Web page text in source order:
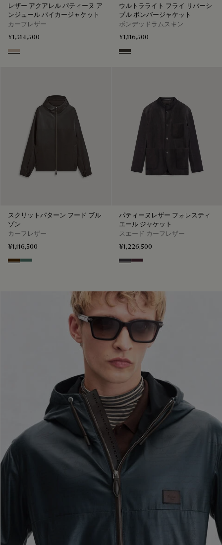
レザー アクアレル パティーヌ ア
ンジュール バイカージャケット
カーフレザー
¥1,314,500
Aquarelle Taupe
ウルトラライト フライ リバーシ
ブル ボンバージャケット
ボンデッドラムスキン
¥1,116,500
Brown Taupe
スクリットパターン フード ブル
ゾン
カーフレザー
¥1,116,500
Chocolate Brown
Dark Green
パティーヌレザー フォレスティ
エール ジャケット
スエード カーフレザー
¥1,226,500
Warm Purple Grey
Purple Grape